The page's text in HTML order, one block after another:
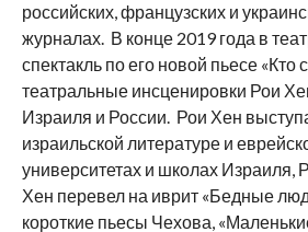
российских, французских и
журналах. В конце 2019 года в
спектакль по его новой пьесе «Кто
театральные инсценировки Рои
Израиля и России. Рои Хен
израильской литературе и
университетах и школах Израиля,
Хен перевел на иврит «Бедные
короткие пьесы Чехова,